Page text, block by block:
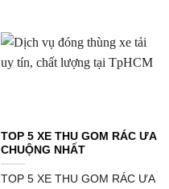
TOP 5 XE THU GOM RÁC ƯA
CHUỘNG NHẤT
TOP 5 XE THU GOM RÁC ƯA